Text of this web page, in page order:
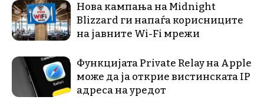
Нова кампања на Midnight
Blizzard ги напаѓа корисниците
на јавните Wi-Fi мрежи
Функцијата Private Relay на Apple
може да ја открие вистинската IP
адреса на уредот